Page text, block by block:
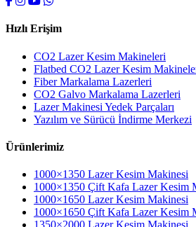
Hızlı Erişim
CO2 Lazer Kesim Makineleri
Flatbed CO2 Lazer Kesim
Fiber Markalama Lazerleri
CO2 Galvo Markalama Lazerleri
Lazer Makinesi Yedek Parçaları
Yazılım ve Sürücü İndirme Merkezi
Ürünlerimiz
1000×1350 Lazer Kesim Makinesi
1000×1350 Çift Kafa Lazer Kesim
1000×1650 Lazer Kesim Makinesi
1000×1650 Çift Kafa Lazer Kesim